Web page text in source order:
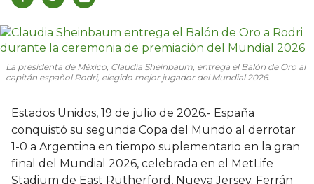
La presidenta de México, Claudia Sheinbaum, entrega el Balón de Oro al
capitán español Rodri, elegido mejor jugador del Mundial 2026.
Estados Unidos, 19 de julio de 2026.- España
conquistó su segunda Copa del Mundo al derrotar
1-0 a Argentina en tiempo suplementario en la gran
final del Mundial 2026, celebrada en el MetLife
Stadium de East Rutherford, Nueva Jersey. Ferrán